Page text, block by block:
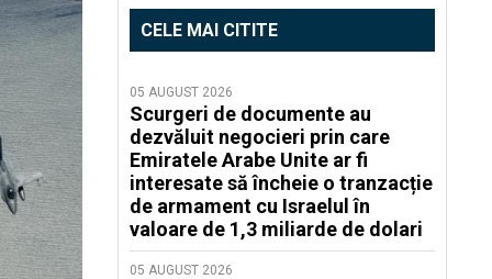
CELE MAI CITITE
05 AUGUST 2026
Scurgeri de documente au
dezvăluit negocieri prin care
Emiratele Arabe Unite ar fi
interesate să încheie o tranzacție
de armament cu Israelul în
valoare de 1,3 miliarde de dolari
05 AUGUST 2026